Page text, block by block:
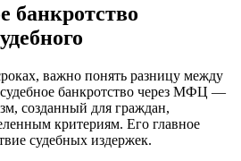
банкротство
важно понять разницу между
банкротство через МФЦ —
созданный для граждан,
критериям. Его главное
судебных издержек.